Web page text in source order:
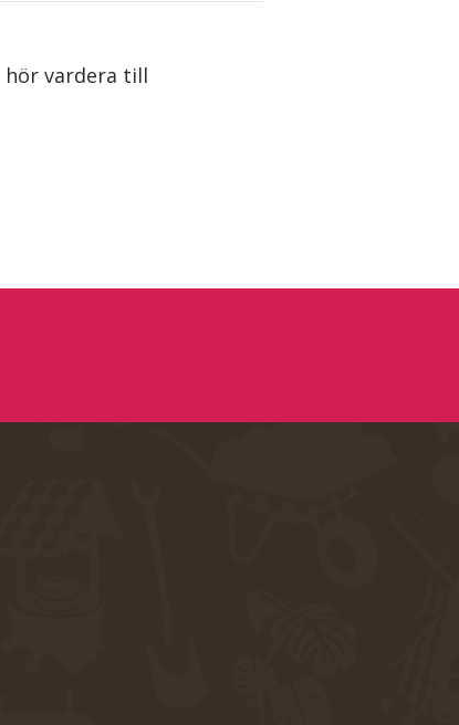
hör vardera till